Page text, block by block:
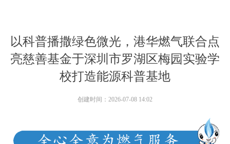
以科普播撒绿色微光，港华燃气联合点
亮慈善基金于深圳市罗湖区梅园实验学
校打造能源科普基地
创建时间： 2026-07-08 14:02